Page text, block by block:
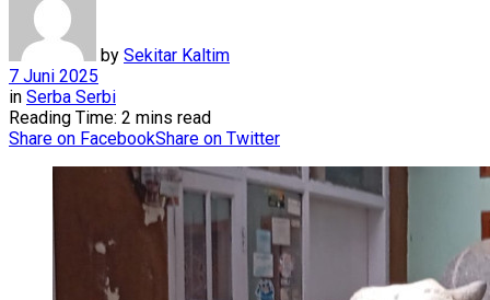
by Sekitar Kaltim
7 Juni 2025
in Serba Serbi
Reading Time: 2 mins read
Share on FacebookShare on Twitter